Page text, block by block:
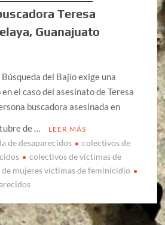
Teresa
Guanajuato
del Bajío exige una
el caso del asesinato de Teresa
buscadora asesinada en
de …
LEER MÁS
de desaparecidos
colectivos de
colectivos de victimas de
de mujeres víctimas de feminicidio